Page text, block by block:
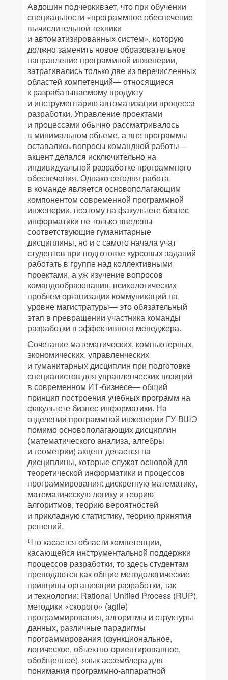
Авдошин подчеркивает, что при обучении
специальности «программное обеспечение
вычислительной техники
и автоматизированных систем», которую
должно заменить новое образовательное
направление программной инженерии,
затрагивались только две из перечисленных
областей компетенций— относящиеся
к разрабатываемому продукту
и инструментарию автоматизации процесса
разработки. Управление проектами
и процессами обычно рассматривалось
в минимальном объеме, а вне программы
оставались вопросы командной работы—
акцент делался исключительно на
индивидуальной разработке программного
обеспечения. Однако сегодня работа
в команде является основополагающим
компонентом современной программной
инженерии, поэтому на факультете бизнес-
информатики не только введены
соответствующие гуманитарные
дисциплины, но и с самого начала учат
студентов при подготовке курсовых заданий
работать в группе над коллективными
проектами, а уж изучение вопросов
командообразования, психологических
проблем организации коммуникаций на
уровне магистратуры— это обязательный
этап в превращении участника команды
разработки в эффективного менеджера.
Сочетание математических, компьютерных,
экономических, управленческих
и гуманитарных дисциплин при подготовке
специалистов для управленческих позиций
в современном ИТ-бизнесе— общий
принцип построения учебных программ на
факультете бизнес-информатики. На
отделении программной инженерии ГУ-ВШЭ
помимо основополагающих дисциплин
(математического анализа, алгебры
и геометрии) акцент делается на
дисциплины, которые служат основой для
теоретической информатики и процессов
программирования: дискретную математику,
математическую логику и теорию
алгоритмов, теорию вероятностей
и прикладную статистику, теорию принятия
решений.
Что касается области компетенции,
касающейся инструментальной поддержки
процессов разработки, то здесь студентам
преподаются как общие методологические
принципы организации разработки, так
и технологии: Rational Unified Process (RUP),
методики «скорого» (agile)
программирования, алгоритмы и структуры
данных, различные парадигмы
программирования (функциональное,
логическое, объектно-ориентированное,
обобщенное), язык ассемблера для
понимания программно-аппаратной